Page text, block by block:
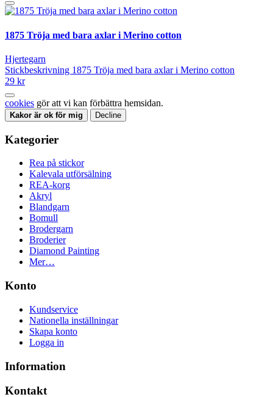
1875 Tröja med bara axlar i Merino cotton
Hjertegarn
Stickbeskrivning 1875 Tröja med bara axlar i Merino cotton
29 kr
cookies gör att vi kan förbättra hemsidan.
Kakor är ok för mig Decline
Kategorier
Rea på stickor
Kalevala utförsälning
REA-korg
Akryl
Blandgarn
Bomull
Brodergarn
Broderier
Diamond Painting
Mer…
Konto
Kundservice
Nationella inställningar
Skapa konto
Logga in
Information
Kontakt